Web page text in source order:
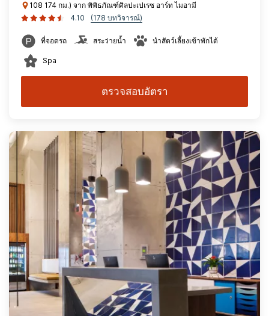
108 174 กม.) จาก พิพิธภัณฑ์ศิลปะเปเรซ อาร์ท ไมอามี
4.10
(178 บทวิจารณ์)
ที่จอดรถ สระว่ายน้ำ นำสัตว์เลี้ยงเข้าพักได้
Spa
ตรวจสอบอัตรา